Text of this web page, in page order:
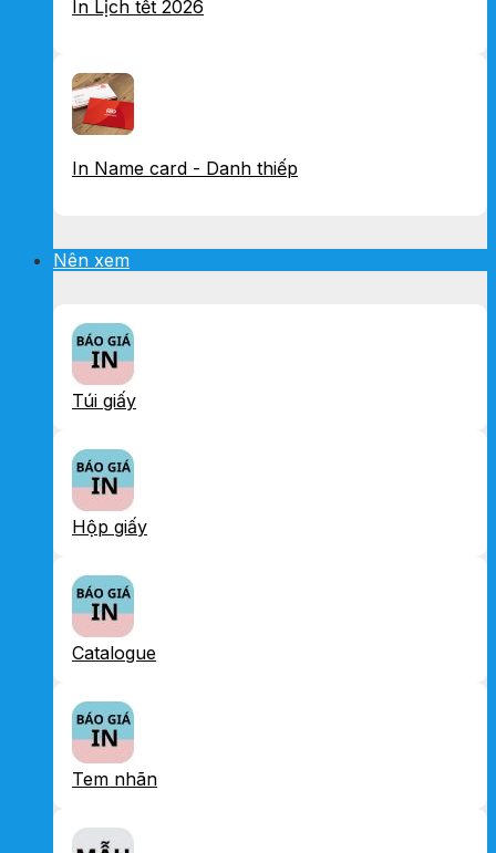
In Lịch tết 2026
In Name card - Danh thiếp
Nên xem
Túi giấy
Hộp giấy
Catalogue
Tem nhãn